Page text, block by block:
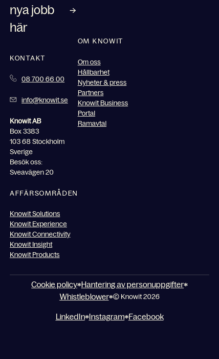
nya jobb
här
KONTAKT
08 700 66 00
info@knowit.se
Knowit AB
Box 3383
103 68 Stockholm
Sverige
Besök oss:
Sveavägen 20
OM KNOWIT
Om oss
Hållbarhet
Nyheter & press
Partners
Knowit Business
Portal
Ramavtal
AFFÄRSOMRÅDEN
Knowit Solutions
Knowit Experience
Knowit Connectivity
Knowit Insight
Knowit Products
Cookie policy Hantering av personuppgifter
Whistleblower © Knowit 2026
LinkedIn Instagram Facebook